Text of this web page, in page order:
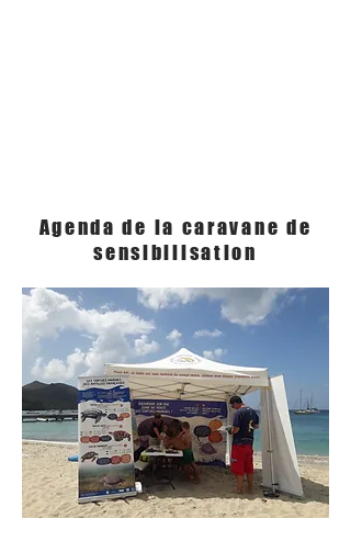
Agenda de la caravane de
sensibilisation